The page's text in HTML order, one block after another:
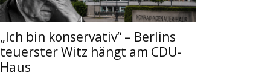
„Ich bin konservativ“ – Berlins
teuerster Witz hängt am CDU-
Haus